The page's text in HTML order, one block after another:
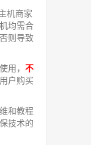
机商家
均需合
则导致
用， 不
户购买
和教程
技术的